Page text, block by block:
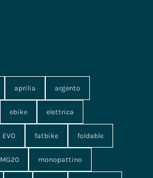
aprilia argento
ebike elettrica
EVO fatbike foldable
MG20 monopattino